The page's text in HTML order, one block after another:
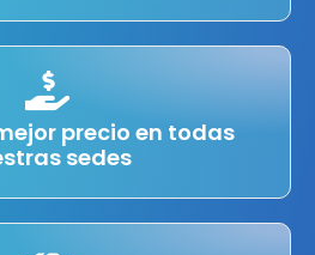
precio en todas
sedes